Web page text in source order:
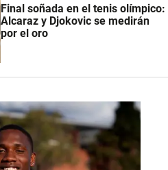
Final soñada en el tenis olímpico:
Alcaraz y Djokovic se medirán
por el oro